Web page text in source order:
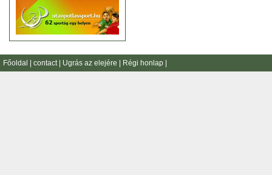
Főoldal | contact | Ugrás az elejére | Régi honlap |